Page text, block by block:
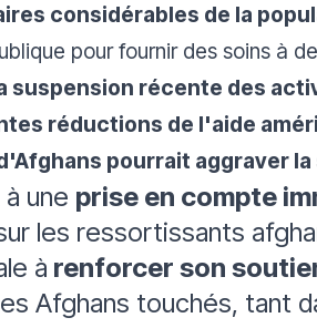
considérables de la
pour fournir des soins à
suspension récente des
réductions de l'aide
pourrait aggraver
une prise en compte
les ressortissants
à renforcer son
Afghans touchés, tant